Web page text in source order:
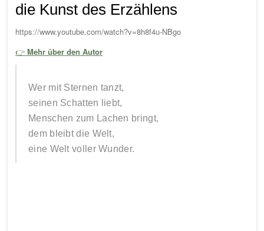
die Kunst des Erzählens
https://www.youtube.com/watch?v=8h8f4u-NBgo
👉Mehr über den Autor
Wer mit Sternen tanzt,
seinen Schatten liebt,
Menschen zum Lachen bringt,
dem bleibt die Welt,
eine Welt voller Wunder.